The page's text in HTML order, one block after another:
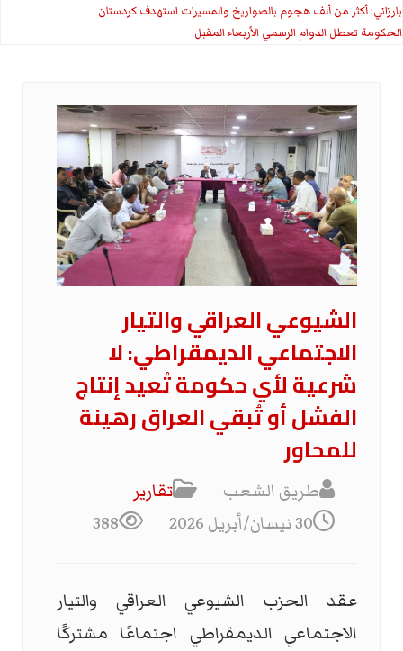
بارزاني: أكثر من ألف هجوم بالصواريخ والمسيرات استهدف كردستان
الحكومة تعطل الدوام الرسمي الأربعاء المقبل
الشيوعي العراقي والتيار
الاجتماعي الديمقراطي: لا
شرعية لأي حكومة تُعيد إنتاج
الفشل أو تُبقي العراق رهينة
للمحاور
طريق الشعب
تقارير
30 نيسان/أبريل 2026
388
عقد الحزب الشيوعي العراقي والتيار
الاجتماعي الديمقراطي اجتماعًا مشتركًا